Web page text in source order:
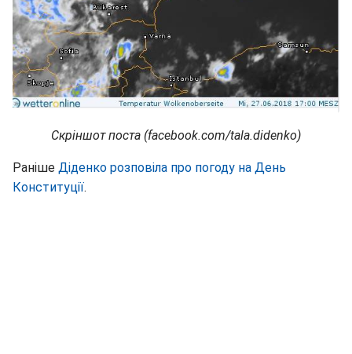
Скріншот поста (facebook.com/tala.didenko)
Раніше Діденко розповіла про погоду на День
Конституції.